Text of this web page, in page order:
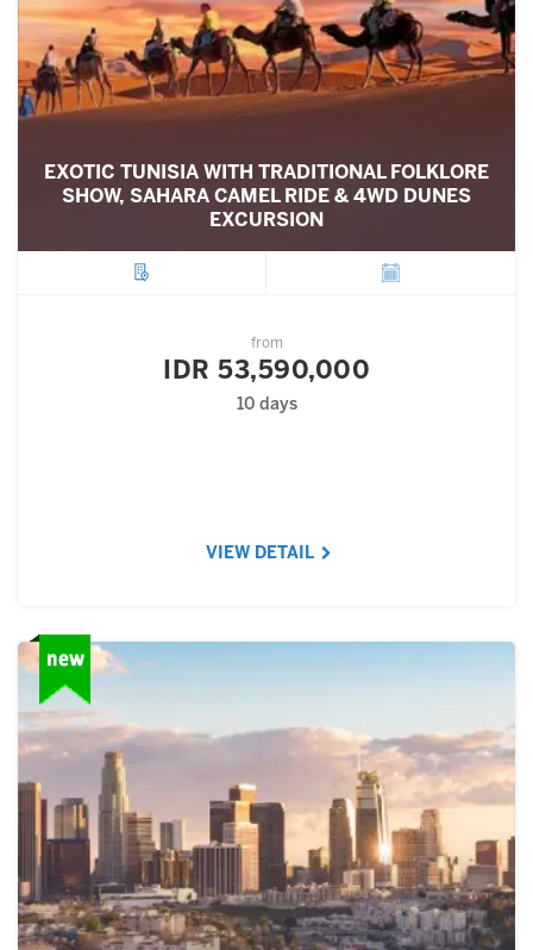
EXOTIC TUNISIA WITH TRADITIONAL FOLKLORE
SHOW, SAHARA CAMEL RIDE & 4WD DUNES
EXCURSION
from
IDR 53,590,000
10 days
VIEW DETAIL